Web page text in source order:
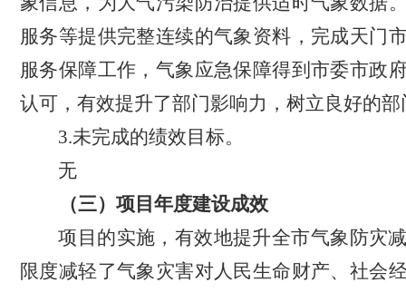
服务等提供完整连续的气象资料，完成天门
服务保障工作，气象应急保障得到市委市政
认可，有效提升了部门影响力，树立良好的部
3.未完成的绩效目标。
无
（三）项目年度建设成效
项目的实施，有效地提升全市气象防灾
限度减轻了气象灾害对人民生命财产、社会